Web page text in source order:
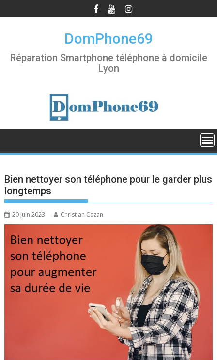
k
DomPhone69
Réparation Smartphone téléphone à domicile
Lyon
Bien nettoyer son téléphone pour le garder plus
longtemps
20 juin 2023 Christian Cazan